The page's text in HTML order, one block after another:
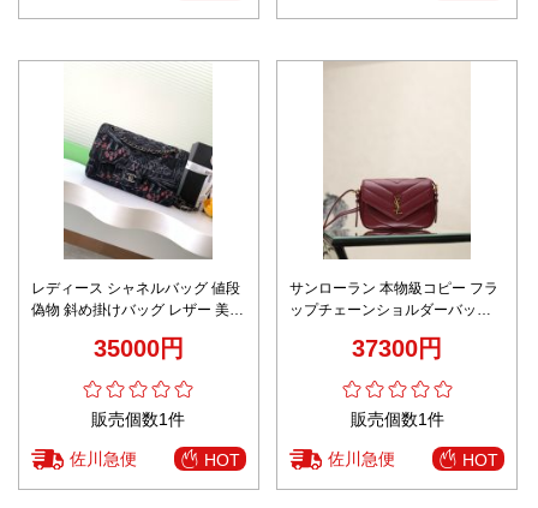
レディース シャネルバッグ 値段
偽物 斜め掛けバッグ レザー 美し
AS1112 ブラック
35000円
販売個数1件
佐川急便 HOT
サンローラン 本物級コピー フラ
ップチェーンショルダーバッグ
37300円
販売個数1件
佐川急便 HOT